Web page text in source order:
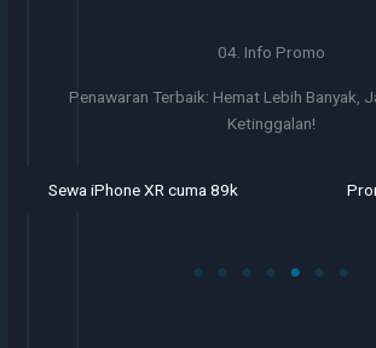
04. Info Promo
Penawaran Terbaik: Hemat Lebih Banyak,
Ketinggalan!
Sewa iPhone XR cuma 89k